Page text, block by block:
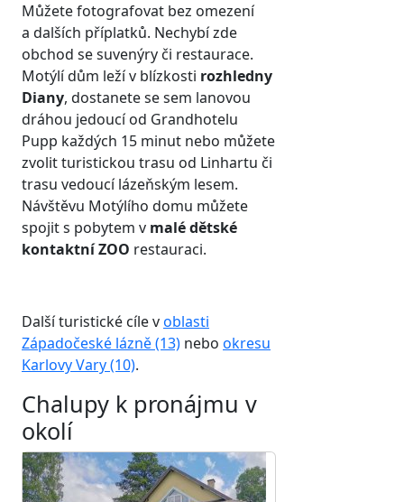
Můžete fotografovat bez omezení
a dalších příplatků. Nechybí zde
obchod se suvenýry či restaurace.
Motýlí dům leží v blízkosti rozhledny
Diany, dostanete se sem lanovou
dráhou jedoucí od Grandhotelu
Pupp každých 15 minut nebo můžete
zvolit turistickou trasu od Linhartu či
trasu vedoucí lázeňským lesem.
Návštěvu Motýlího domu můžete
spojit s pobytem v malé dětské
kontaktní ZOO restauraci.
Další turistické cíle voblasti
Západočeské lázně (13) nebo okresu
Karlovy Vary (10).
Chalupy k pronájmu v
okolí